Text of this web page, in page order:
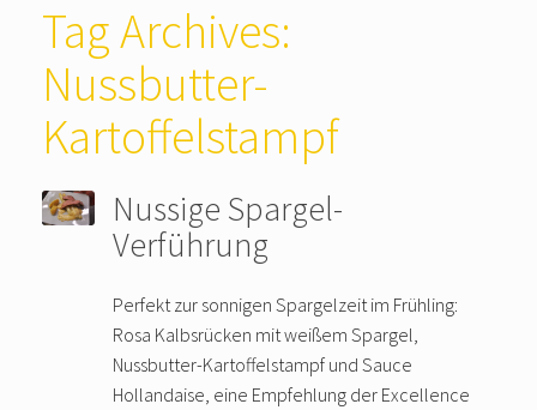
Tag Archives:
Nussbutter-
Kartoffelstampf
Nussige Spargel-
Verführung
Perfekt zur sonnigen Spargelzeit im Frühling:
Rosa Kalbsrücken mit weißem Spargel,
Nussbutter-Kartoffelstampf und Sauce
Hollandaise, eine Empfehlung der Excellence